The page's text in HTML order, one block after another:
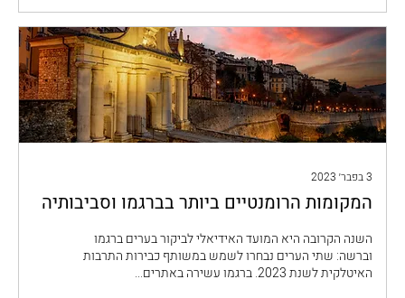
3 בפבר׳ 2023
המקומות הרומנטיים ביותר בברגמו וסביבותיה
השנה הקרובה היא המועד האידיאלי לביקור בערים ברגמו
וברשה: שתי הערים נבחרו לשמש במשותף כבירות התרבות
האיטלקית לשנת 2023. ברגמו עשירה באתרים...